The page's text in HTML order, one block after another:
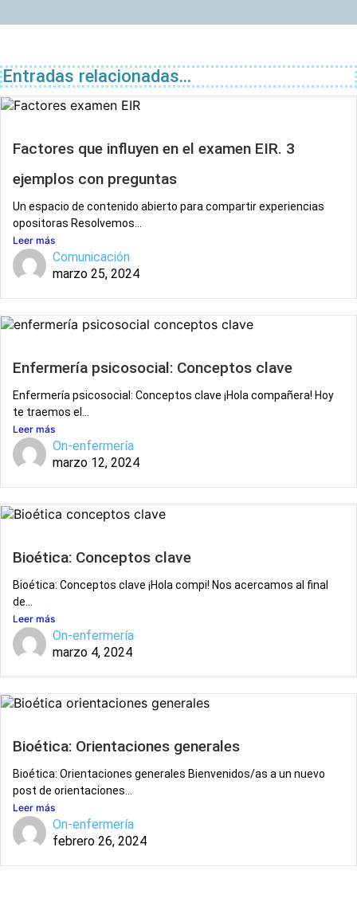
Entradas relacionadas...
Factores que influyen en el examen EIR. 3
ejemplos con preguntas
Un espacio de contenido abierto para compartir experiencias
opositoras Resolvemos...
Leer más
Comunicación
marzo 25, 2024
Enfermería psicosocial: Conceptos clave
Enfermería psicosocial: Conceptos clave ¡Hola compañera! Hoy
te traemos el...
Leer más
On-enfermería
marzo 12, 2024
Bioética: Conceptos clave
Bioética: Conceptos clave ¡Hola compi! Nos acercamos al final
de...
Leer más
On-enfermería
marzo 4, 2024
Bioética: Orientaciones generales
Bioética: Orientaciones generales Bienvenidos/as a un nuevo
post de orientaciones...
Leer más
On-enfermería
febrero 26, 2024